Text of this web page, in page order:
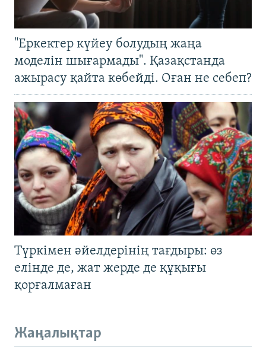
"Еркектер күйеу болудың жаңа
моделін шығармады". Қазақстанда
ажырасу қайта көбейді. Оған не себеп?
Түркімен әйелдерінің тағдыры: өз
елінде де, жат жерде де құқығы
қорғалмаған
Жаңалықтар